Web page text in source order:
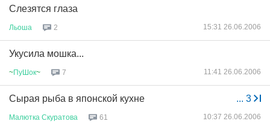
Слезятся глаза
Льоша 2 15:31 26.06.2006
Укусила мошка...
~ПуШок~ 7 11:41 26.06.2006
... 3
Сырая рыба в японской кухне
Малютка Скуратова 61 10:37 26.06.2006